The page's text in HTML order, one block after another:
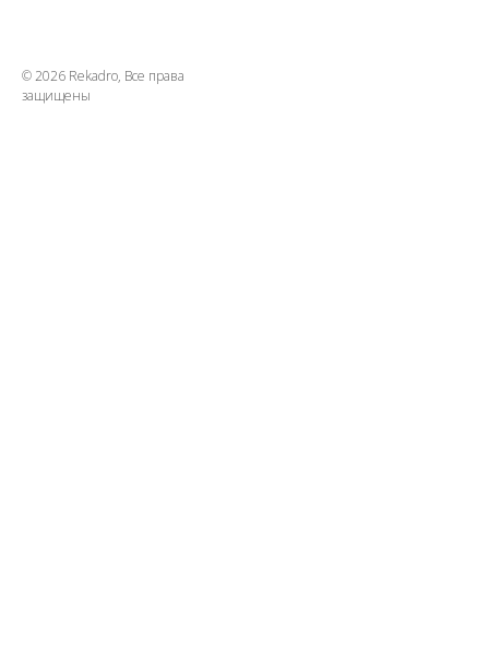
© 2026 Rekadro, Все права
защищены